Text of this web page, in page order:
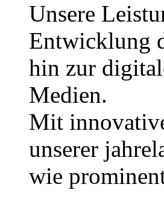
Unsere
Entwicklung
hin zur
Medien.
Mit
unserer
wie